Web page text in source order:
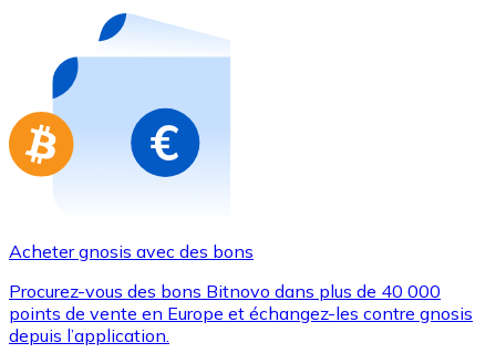
Nouveau
Achetez des cartes-cadeaux de vos marques
Aller à la boutique de cartes-cadeaux
Acheter gnosis avec des bons
Procurez-vous des bons Bitnovo dans plus de 40 000
points de vente en Europe et échangez-les contre gnosis
depuis l’application.